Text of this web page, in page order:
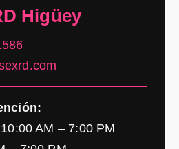
Higüey
AM – 7:00 PM